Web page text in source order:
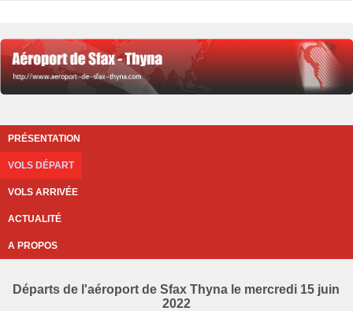
PRÉSENTATION
VOLS DÉPART
VOLS ARRIVÉE
ACTUALITÉ
A PROPOS
Départs de l'aéroport de Sfax Thyna le mercredi 15 juin
2022